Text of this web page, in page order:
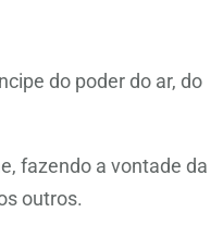
do poder do ar, do
fazendo a vontade da
outros.